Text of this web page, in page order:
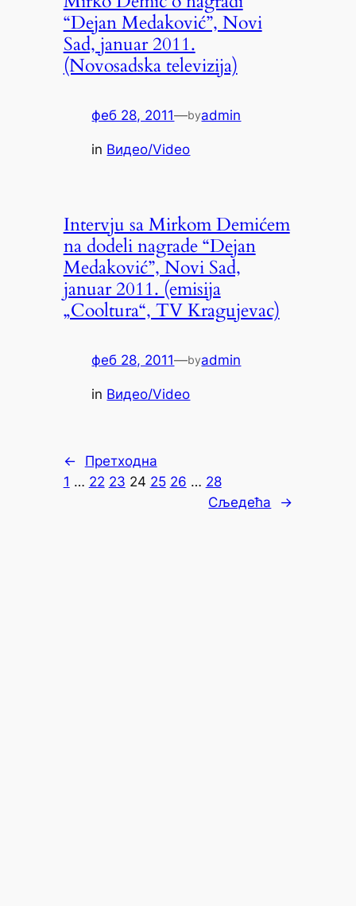
“Dejan Medaković”, Novi
Sad, januar 2011.
(Novosadska televizija)
феб 28, 2011—byadmin
in Видео/Video
Intervju sa Mirkom Demićem
na dodeli nagrade “Dejan
Medaković”, Novi Sad,
januar 2011. (emisija
„Cooltura“, TV Kragujevac)
феб 28, 2011—byadmin
in Видео/Video
←
Претходна
1 … 22 23 24 25 26 … 28
Сљедећа
→